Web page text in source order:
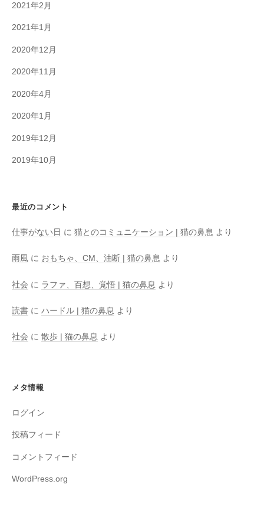
2021年2月
2021年1月
2020年12月
2020年11月
2020年4月
2020年1月
2019年12月
2019年10月
最近のコメント
仕事がない日 に 猫とのコミュニケーション | 猫の鼻息 より
雨風 に おもちゃ、CM、油断 | 猫の鼻息 より
社会 に ラファ、百想、覚悟 | 猫の鼻息 より
読書 に ハードル | 猫の鼻息 より
社会 に 散歩 | 猫の鼻息 より
メタ情報
ログイン
投稿フィード
コメントフィード
WordPress.org